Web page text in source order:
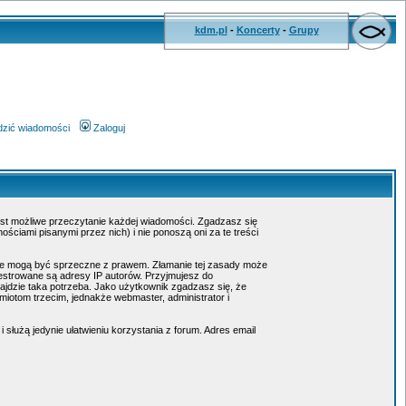
kdm.pl- Koncerty- Grupy
wiadomości Zaloguj
możliwe przeczytanie każdej wiadomości. Zgadzasz się
pisanymi przez nich) i nie ponoszą oni za te treści
być sprzeczne z prawem. Złamanie tej zasady może
są adresy IP autorów. Przyjmujesz do
taka potrzeba. Jako użytkownik zgadzasz się, że
trzecim, jednakże webmaster, administrator i
jedynie ułatwieniu korzystania z forum. Adres email